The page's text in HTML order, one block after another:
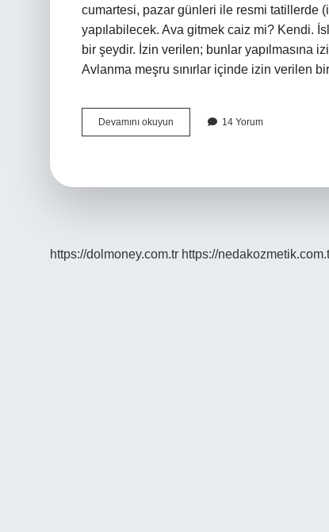
cumartesi, pazar günleri ile resmi tatillerde
yapılabilecek. Ava gitmek caiz mi? Kendi.
bir şeydir. İzin verilen; bunlar yapılmasına
Avlanma meşru sınırlar içinde izin verilen
Devamını okuyun
Günü
14 Yorum
https://dolmoney.com.tr https://